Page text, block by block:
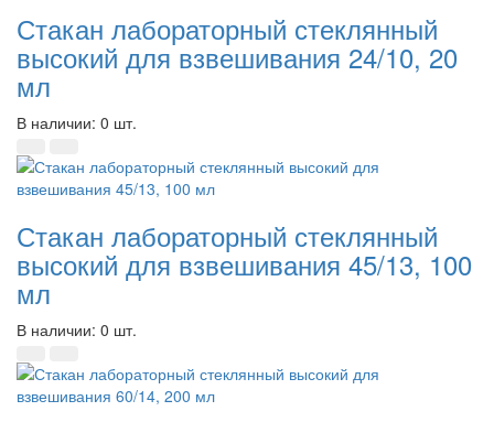
Стакан лабораторный стеклянный
высокий для взвешивания 24/10, 20
мл
В наличии: 0 шт.
Стакан лабораторный стеклянный
высокий для взвешивания 45/13, 100
мл
В наличии: 0 шт.